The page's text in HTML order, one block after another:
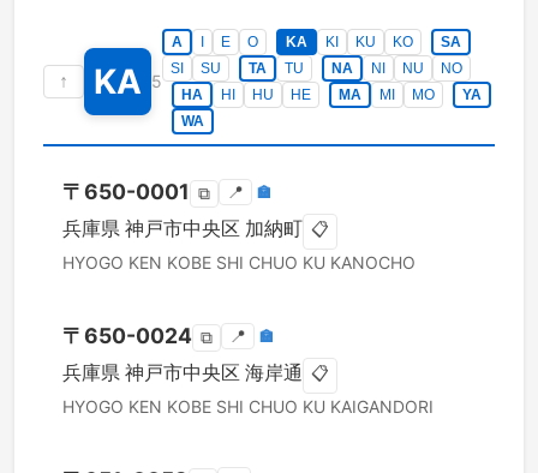
↑ KA 5
A E O KA KI KU KO
SA
SI
SU TA TU NA NI NU
NO
HA
HI HU HE MA MI MO
YA
WA
〒650-0001 ⧉ 📍 🏣
兵庫県 神戸市中央区 加納町 📋
HYOGO KEN KOBE SHI CHUO KU KANOCHO
〒650-0024 ⧉ 📍 🏣
兵庫県 神戸市中央区 海岸通 📋
HYOGO KEN KOBE SHI CHUO KU KAIGANDORI